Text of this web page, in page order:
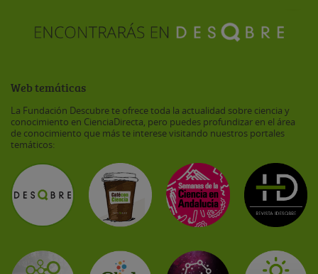
Web temáticas
La Fundación Descubre te ofrece toda la actualidad sobre ciencia y
conocimiento en CienciaDirecta, pero puedes profundizar en el área
de conocimiento que más te interese visitando nuestros portales
temáticos: